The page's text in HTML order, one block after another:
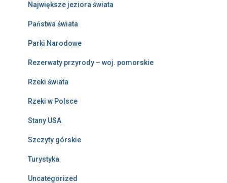
Największe jeziora świata
Państwa świata
Parki Narodowe
Rezerwaty przyrody – woj. pomorskie
Rzeki świata
Rzeki w Polsce
Stany USA
Szczyty górskie
Turystyka
Uncategorized